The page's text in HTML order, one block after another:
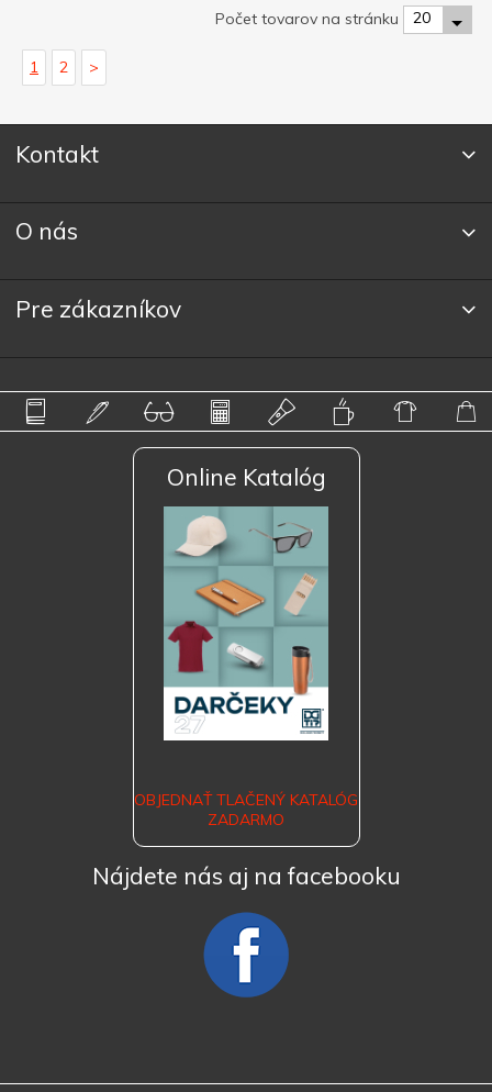
Počet tovarov na stránku 20
1 2 >
Kontakt
O nás
Pre zákazníkov
Online Katalóg
OBJEDNAŤ TLAČENÝ KATALÓG
ZADARMO
Nájdete nás aj na facebooku